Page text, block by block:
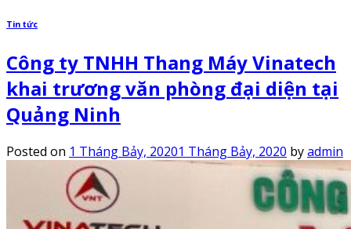
Tin tức
Công ty TNHH Thang Máy Vinatech
khai trương văn phòng đại diện tại
Quảng Ninh
Posted on 1 Tháng Bảy, 20201 Tháng Bảy, 2020 byadmin